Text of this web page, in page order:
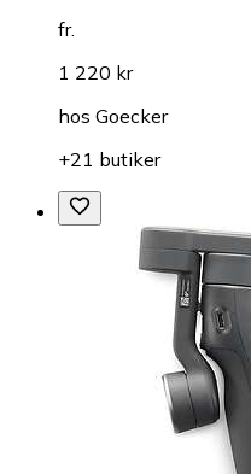
fr.
1 220 kr
hos Goecker
+21 butiker